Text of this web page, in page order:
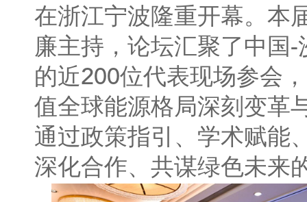
在浙江宁波隆重开幕。本
廉主持，论坛汇聚了中国
的近200位代表现场参会
值全球能源格局深刻变革
通过政策指引、学术赋能
深化合作、共谋绿色未来